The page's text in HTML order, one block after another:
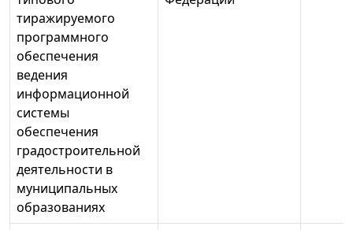
тиражируемого
программного
обеспечения
ведения
информационной
системы
обеспечения
градостроительной
деятельности в
муниципальных
образованиях